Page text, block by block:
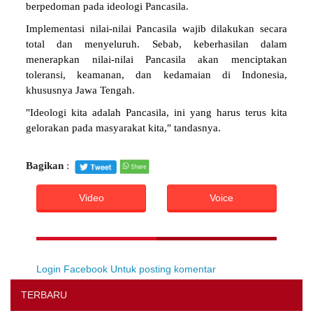
berpedoman pada ideologi Pancasila.
Implementasi nilai-nilai Pancasila wajib dilakukan secara
total dan menyeluruh. Sebab, keberhasilan dalam
menerapkan nilai-nilai Pancasila akan menciptakan
toleransi, keamanan, dan kedamaian di Indonesia,
khususnya Jawa Tengah.
"Ideologi kita adalah Pancasila, ini yang harus terus kita
gelorakan pada masyarakat kita," tandasnya.
Bagikan :
Video Voice
Login Facebook Untuk posting komentar
TERBARU